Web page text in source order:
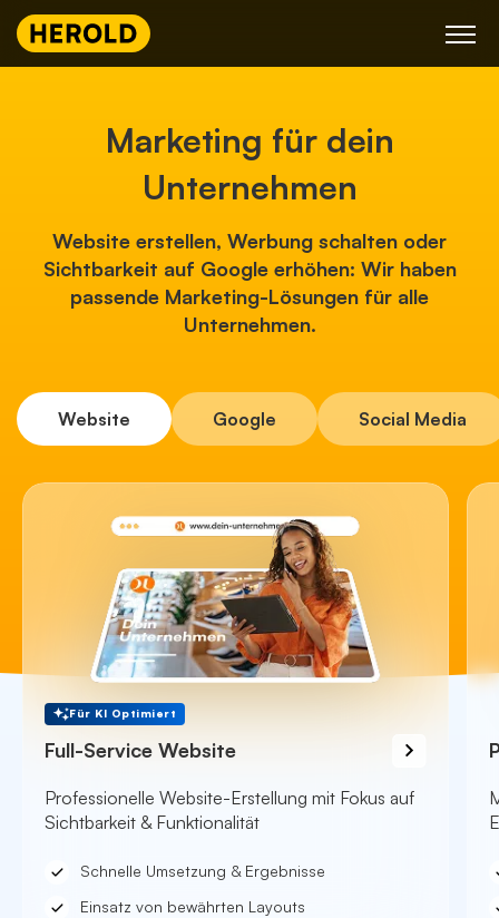
Marketing für dein
Unternehmen
Website erstellen, Werbung schalten oder
Sichtbarkeit auf Google erhöhen: Wir haben
passende Marketing-Lösungen für alle
Unternehmen.
Website Google Social Media
Für KI Optimiert
Full-Service Website
Professionelle Website-Erstellung mit Fokus auf
Sichtbarkeit & Funktionalität
Schnelle Umsetzung & Ergebnisse
Einsatz von bewährten Layouts
Benjamin
Online